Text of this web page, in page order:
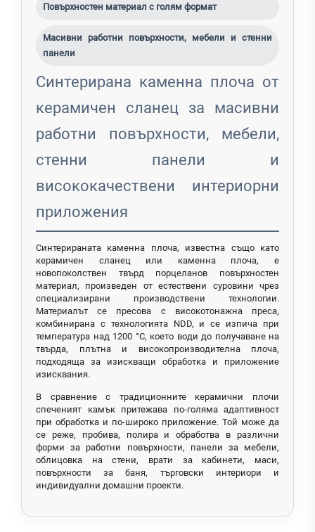
Повърхностен материал с голям формат
Масивни работни повърхности, мебели и стенни
панели
Синтерирана каменна плоча от
керамичен сланец за масивни
работни повърхности, мебели,
стенни панели и
висококачествени интериорни
приложения
Синтерираната каменна плоча, известна също като
керамичен сланец или каменна плоча, е
новопоколствен твърд порцеланов повърхностен
материал, произведен от естествени суровини чрез
специализирани производствени технологии.
Материалът се пресова с високотонажна преса,
комбинирана с технологията NDD, и се изпича при
температура над 1200 °C, което води до получаване на
твърда, плътна и високопроизводителна плоча,
подходяща за изискващи обработка и приложение
изисквания.
В сравнение с традиционните керамични плочи
спеченият камък притежава по-голяма адаптивност
при обработка и по-широко приложение. Той може да
се реже, пробива, полира и обработва в различни
форми за работни повърхности, панели за мебели,
облицовка на стени, врати за кабинети, маси,
повърхности за баня, търговски интериори и
индивидуални домашни проекти.